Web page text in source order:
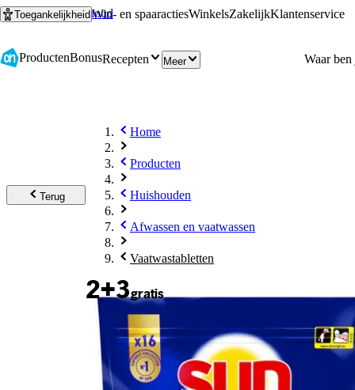
Ga naar hoofdinhoud
Ga naar zoeken
ToegankelijkheidWin- en spaaractiesWinkelsZakelijkKlantenservice
ProductenBonusRecepten Meer
Terug
Home
Producten
Huishouden
Afwassen en vaatwassen
Vaatwastabletten
2+3gratis